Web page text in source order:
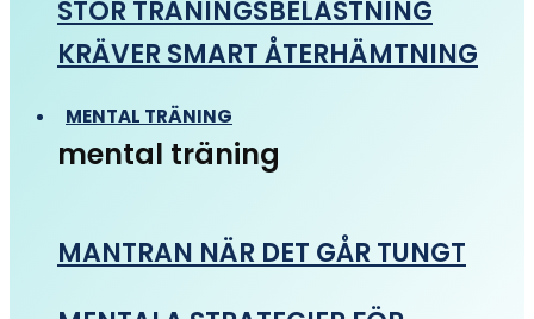
STOR TRÄNINGSBELASTNING
KRÄVER SMART ÅTERHÄMTNING
MENTAL TRÄNING
mental träning
MANTRAN NÄR DET GÅR TUNGT